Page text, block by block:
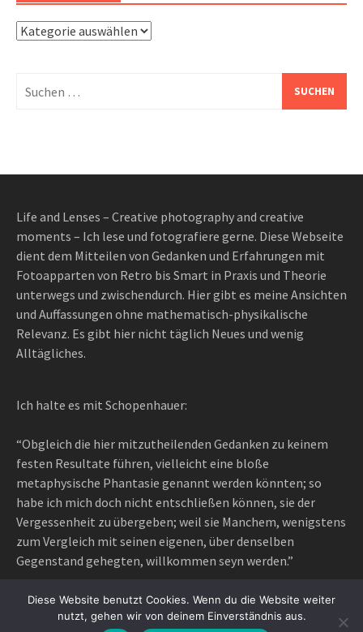
Kategorien
nach:
Life and Lenses – Creative photography and creative
moments – Ich lese und fotografiere gerne. Diese Webseite
dient dem Mitteilen von Gedanken und Erfahrungen mit
Fotoapparten von Retro bis Smart in Praxis und Theorie
unterwegs und zwischendurch. Hier gibt es meine Ansichten
und Auffassungen ohne mathematisch-physikalische
Relevanz. Es gibt hier nicht täglich Neues und wenig
Alltägliches.
Ich halte es mit Schopenhauer:
“Obgleich die hier mitzutheilenden Gedanken zu keinem
festen Resultate führen, vielleicht eine bloße
metaphysische Phantasie genannt werden könnten; so
habe ich mich doch nicht entschließen können, sie der
Vergessenheit zu übergeben; weil sie Manchem, wenigstens
zum Vergleich mit seinen eigenen, über denselben
Gegenstand gehegten, willkommen seyn werden.”
Proudly powered by WordPress
Diese Website benutzt Cookies. Wenn du die Website weiter
nutzt, gehen wir von deinem Einverständnis aus.